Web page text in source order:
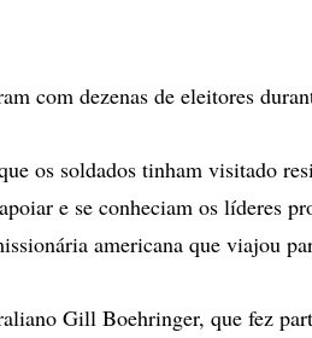
com dezenas de eleitores
os soldados tinham visitado
e se conheciam os líderes
americana que viajou
Gill Boehringer, que fez